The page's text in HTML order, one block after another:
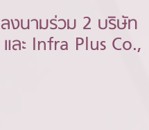
งนามร่วม 2 บริษัท
ะ Infra Plus Co.,